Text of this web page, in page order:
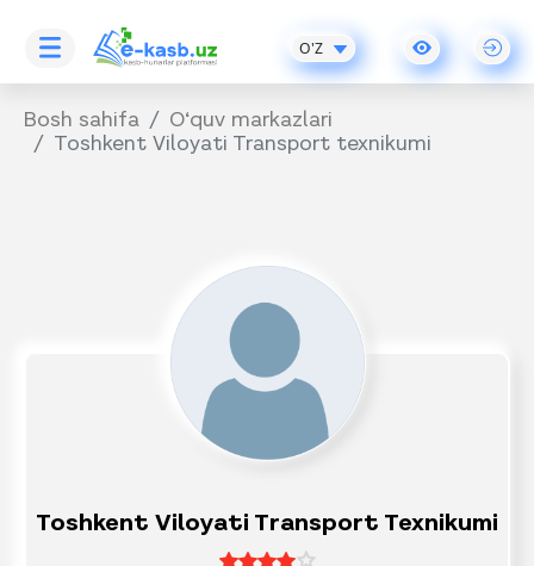
O'Z
Bosh sahifa
O‘quv markazlari
Toshkent Viloyati Transport texnikumi
Toshkent Viloyati Transport Texnikumi